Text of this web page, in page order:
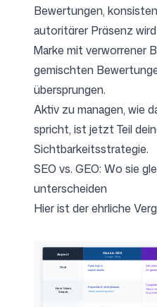
Bewertungen,
autoritärer Präsenz
Marke mit verworrener
gemischten
übersprungen.
Aktiv zu managen, wie
spricht, ist jetzt Teil
Sichtbarkeitsstrategie.
SEO vs. GEO: Wo sie
unterscheiden
Hier ist der ehrliche